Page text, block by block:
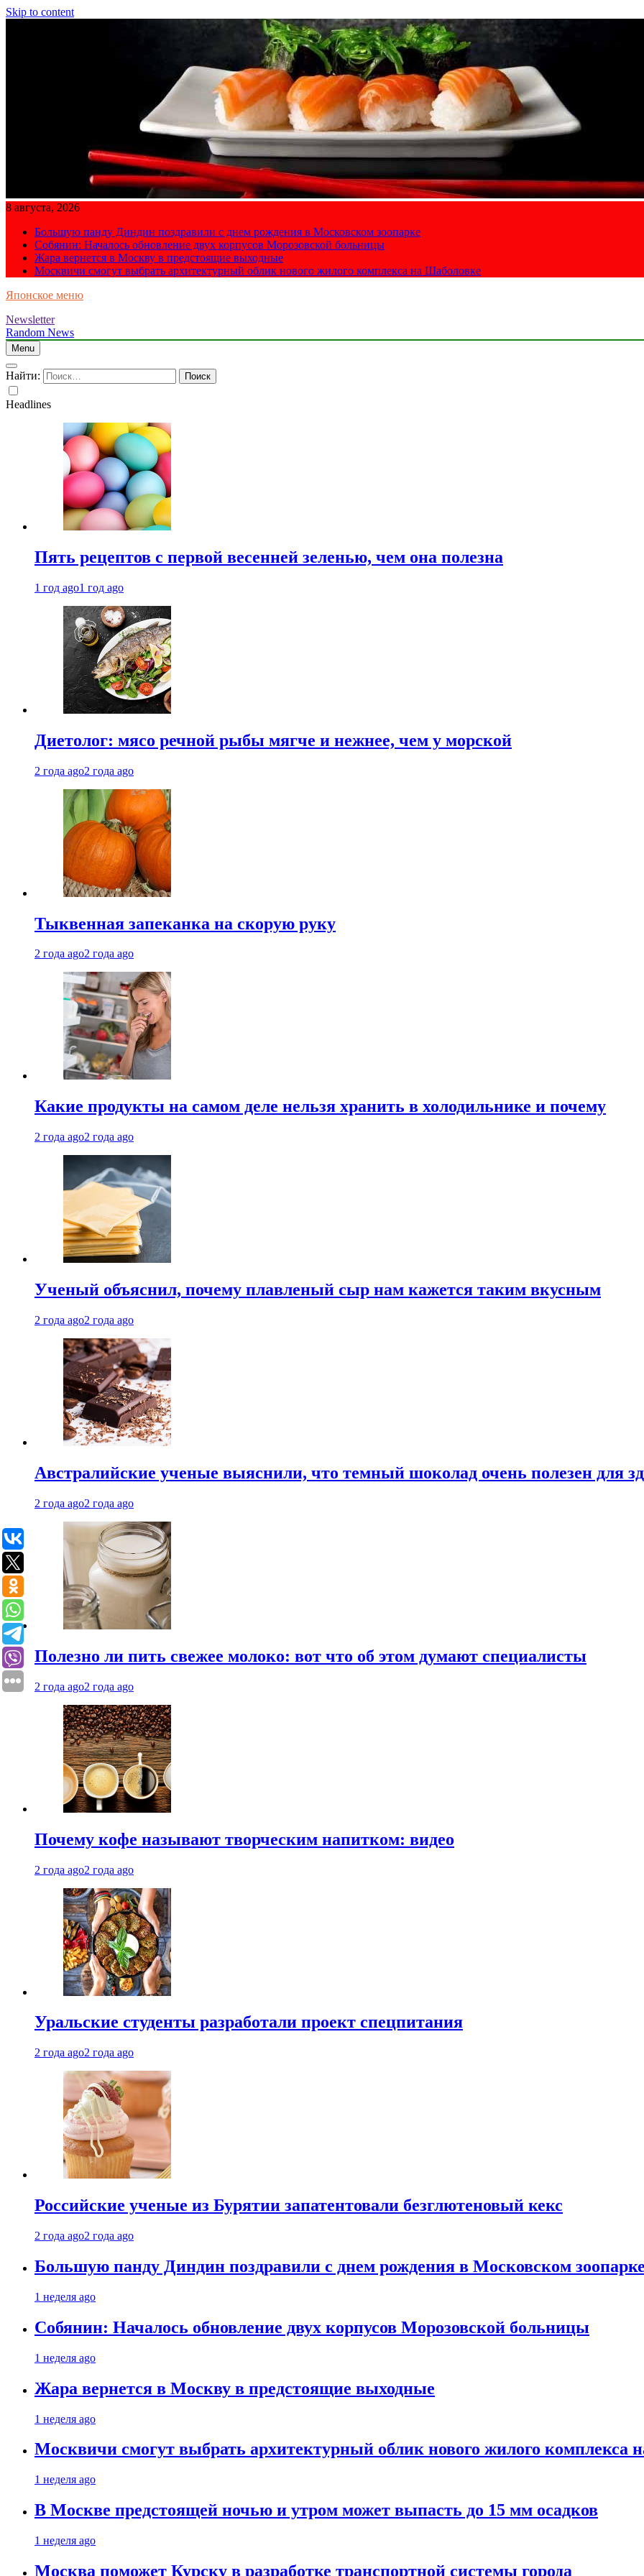
Skip to content
8 августа, 2026
Большую панду Диндин поздравили с днем рождения в Московском зоопарке
Собянин: Началось обновление двух корпусов Морозовской больницы
Жара вернется в Москву в предстоящие выходные
Москвичи смогут выбрать архитектурный облик нового жилого комплекса на Шаболовке
Японское меню
Newsletter
Random News
Menu
Найти:
Headlines
Пять рецептов с первой весенней зеленью, чем она полезна
1 год ago1 год ago
Диетолог: мясо речной рыбы мягче и нежнее, чем у морской
2 года ago2 года ago
Тыквенная запеканка на скорую руку
2 года ago2 года ago
Какие продукты на самом деле нельзя хранить в холодильнике и почему
2 года ago2 года ago
Ученый объяснил, почему плавленый сыр нам кажется таким вкусным
2 года ago2 года ago
Австралийские ученые выяснили, что темный шоколад очень полезен для
2 года ago2 года ago
Полезно ли пить свежее молоко: вот что об этом думают специалисты
2 года ago2 года ago
Почему кофе называют творческим напитком: видео
2 года ago2 года ago
Уральские студенты разработали проект спецпитания
2 года ago2 года ago
Российские ученые из Бурятии запатентовали безглютеновый кекс
2 года ago2 года ago
Большую панду Диндин поздравили с днем рождения в Московском зоопарке
1 неделя ago
Собянин: Началось обновление двух корпусов Морозовской больницы
1 неделя ago
Жара вернется в Москву в предстоящие выходные
1 неделя ago
Москвичи смогут выбрать архитектурный облик нового жилого комплекса
1 неделя ago
В Москве предстоящей ночью и утром может выпасть до 15 мм осадков
1 неделя ago
Москва поможет Курску в разработке транспортной системы города